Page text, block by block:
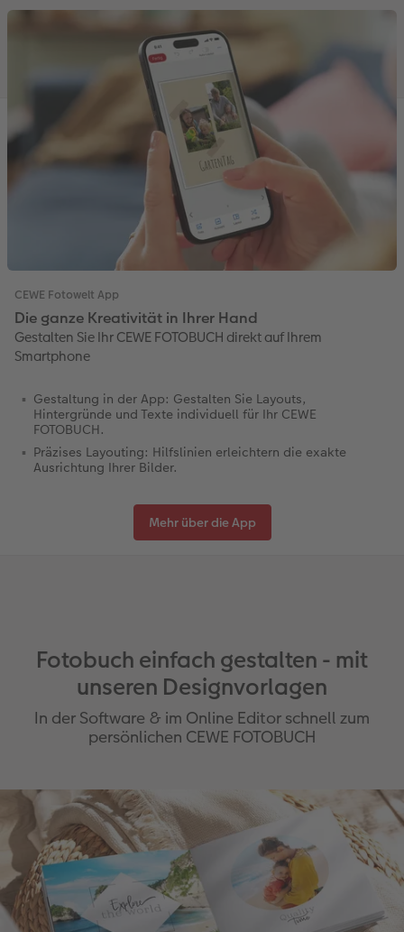
CEWE Fotowelt App
Die ganze Kreativität in Ihrer Hand
Gestalten Sie Ihr CEWE FOTOBUCH direkt auf Ihrem
Smartphone
Gestaltung in der App: Gestalten Sie Layouts,
Hintergründe und Texte individuell für Ihr CEWE
FOTOBUCH.
Präzises Layouting: Hilfslinien erleichtern die exakte
Ausrichtung Ihrer Bilder.
Mehr über die App
Fotobuch einfach gestalten - mit
unseren Designvorlagen
In der Software & im Online Editor schnell zum
persönlichen CEWE FOTOBUCH